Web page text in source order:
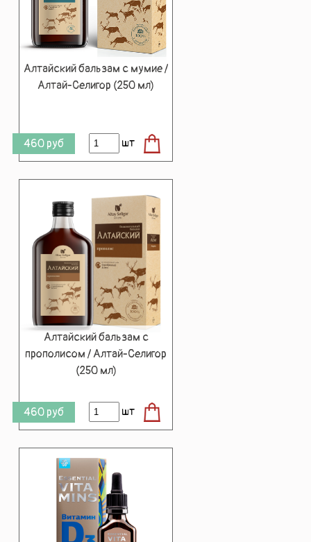
Алтайский бальзам с мумие /
Алтай-Селигор (250 мл)
460 руб шт
Алтайский бальзам с
прополисом / Алтай-Селигор
(250 мл)
460 руб шт